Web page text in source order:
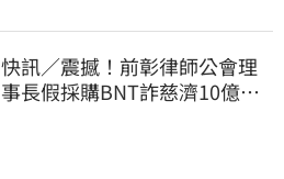
快訊／震撼！前彰律師公會理
事長假採購BNT詐慈濟10億、